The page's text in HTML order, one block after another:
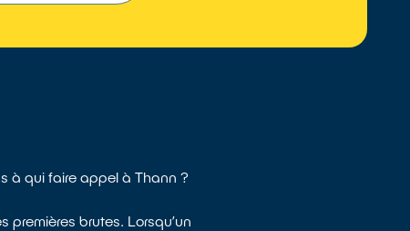
à qui faire appel à Thann ?
brutes. Lorsqu’un